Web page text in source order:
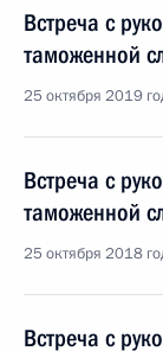
Встреча с
таможенной
25 октября 2019
Встреча с
таможенной
25 октября 2018
Встреча с